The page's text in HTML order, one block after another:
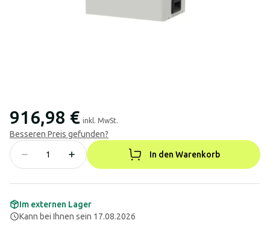
916,98 € inkl. MwSt.
Besseren Preis gefunden?
In den Warenkorb
Im externen Lager
Kann bei Ihnen sein 17.08.2026